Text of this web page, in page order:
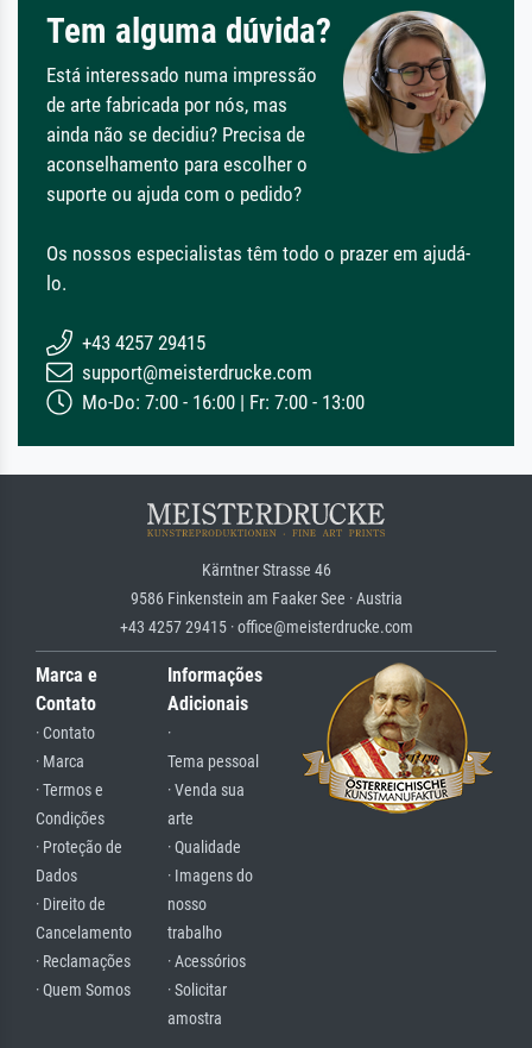
Tem alguma dúvida?
Está interessado numa impressão
de arte fabricada por nós, mas
ainda não se decidiu? Precisa de
aconselhamento para escolher o
suporte ou ajuda com o pedido?
Os nossos especialistas têm todo o prazer em ajudá-
lo.
+43 4257 29415
support@meisterdrucke.com
Mo-Do: 7:00 - 16:00 | Fr: 7:00 - 13:00
Kärntner Strasse 46
9586 Finkenstein am Faaker See · Austria
+43 4257 29415 · office@meisterdrucke.com
Marca e
Contato
· Contato
· Marca
· Termos e
Condições
· Proteção de
Dados
· Direito de
Cancelamento
· Reclamações
· Quem Somos
Informações
Adicionais
·
Tema pessoal
· Venda sua
arte
· Qualidade
· Imagens do
nosso
trabalho
· Acessórios
· Solicitar
amostra